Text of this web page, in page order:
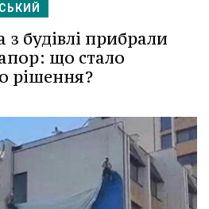
з будівлі прибрали
що стало
рішення?